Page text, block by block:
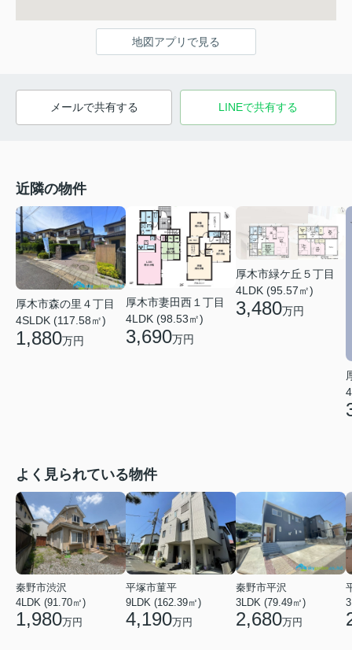
地図アプリで見る
メールで共有する LINEで共有する
近隣の物件
厚木市森の里４丁目
4SLDK (117.58㎡)
1,880万円
厚木市妻田西１丁目
4LDK (98.53㎡)
3,690万円
厚木市緑ケ丘５丁目
4LDK (95.57㎡)
3,480万円
よく見られている物件
秦野市渋沢
4LDK (91.70㎡)
1,980万円
平塚市菫平
9LDK (162.39㎡)
4,190万円
秦野市平沢
3LDK (79.49㎡)
2,680万円